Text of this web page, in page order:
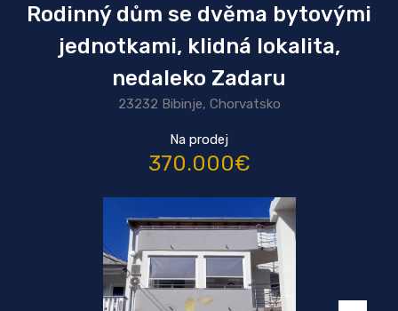
Rodinný dům se dvěma bytovými
jednotkami, klidná lokalita,
nedaleko Zadaru
23232 Bibinje, Chorvatsko
Na prodej
370.000€